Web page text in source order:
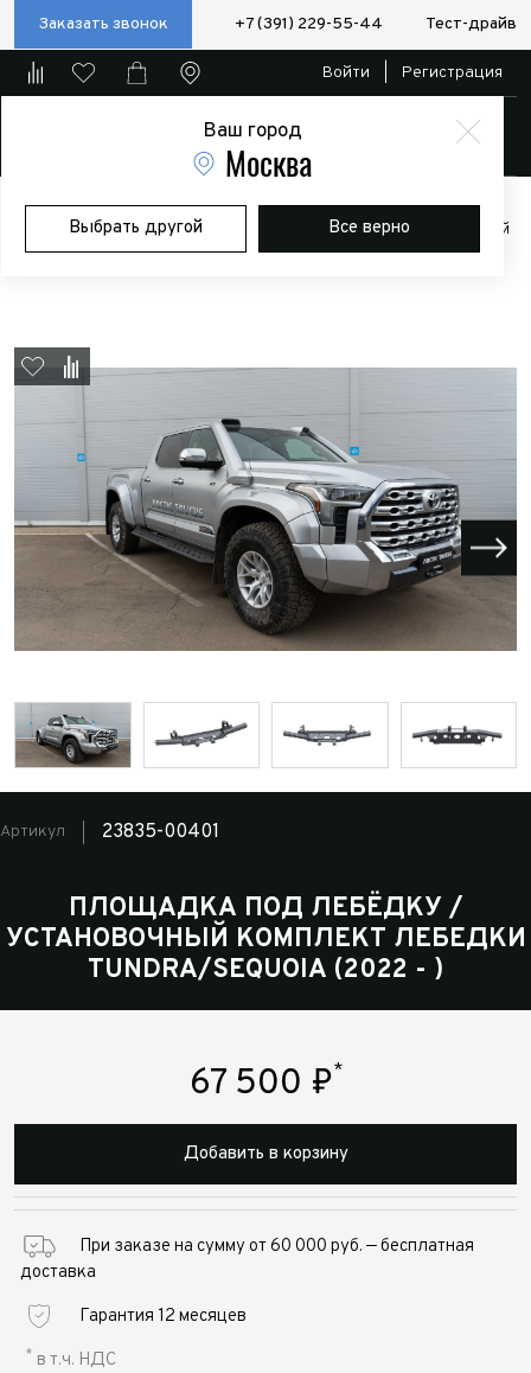
Заказать звонок +7 (391) 229-55-44 Тест-драйв
Ваш город
Москва
Выбрать другой Все верно
Войти Регистрация
Главная Магазин Дополнительное оборудование
Лебедки
Установочные комплекты
Площадка под лебёдку / установочный
комплект лебедки TUNDRA/SEQUOIA (2022 - )
Артикул 23835-00401
ПЛОЩАДКА ПОД ЛЕБЁДКУ /
УСТАНОВОЧНЫЙ КОМПЛЕКТ ЛЕБЕДКИ
TUNDRA/SEQUOIA (2022 - )
67 500 ₽*
Добавить в корзину
При заказе на сумму от 60 000 руб. — бесплатная
доставка
Гарантия 12 месяцев
* в т.ч. НДС